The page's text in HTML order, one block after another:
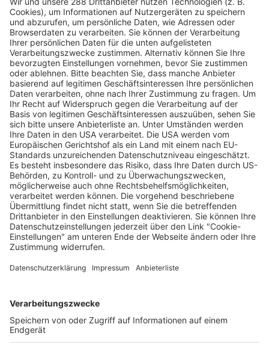
Verkaufsstellen vor
Ort
BZ-Card schnapp.de Kontakt
Mediadaten Datenschutz Cookie-Einstellungen Impressum
+49 761 496 8888
Tickethotline Mo–Fr: 9–12 Uhr